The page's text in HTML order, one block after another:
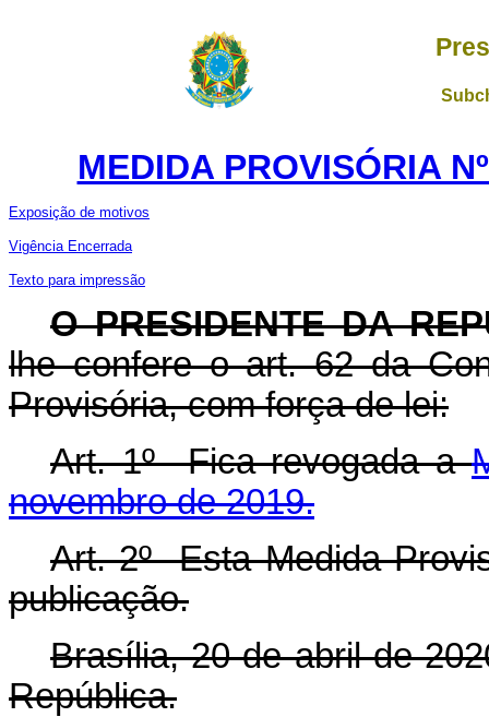
MEDIDA PROVISÓRIA
Exposição de motivos
Vigência Encerrada
Texto para impressão
O PRESIDENTE DA
lhe confere o art. 62 da
Provisória, com força de lei:
Art. 1º Fica revogada a
novembro de 2019.
Art. 2º Esta Medida
publicação.
Brasília, 20 de abril de
República.